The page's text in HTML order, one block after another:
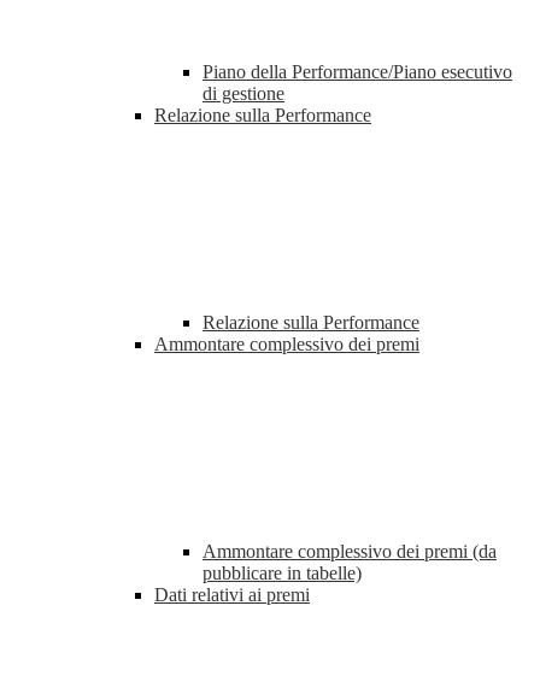
Piano della Performance/Piano esecutivo
di gestione
Relazione sulla Performance
Relazione sulla Performance
Ammontare complessivo dei premi
Ammontare complessivo dei premi (da
pubblicare in tabelle)
Dati relativi ai premi